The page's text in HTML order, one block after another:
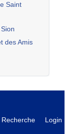
Saint
des Amis
Recherche Login